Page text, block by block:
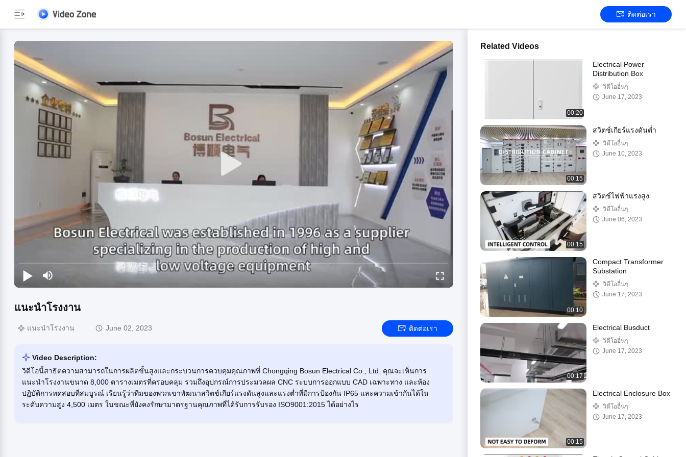
ติดต่อเรา
แนะนำโรงงาน
แนะนำโรงงาน June 02, 2023 ติดต่อเรา
Video Description:
วิดีโอนี้สาธิตความสามารถในการผลิตขั้นสูงและกระบวนการควบคุมคุณภาพที่ Chongqing Bosun Electrical Co., Ltd. คุณจะเห็นการ
แนะนำโรงงานขนาด 8,000 ตารางเมตรที่ครอบคลุม รวมถึงอุปกรณ์การประมวลผล CNC ระบบการออกแบบ CAD เฉพาะทาง และห้อง
ปฏิบัติการทดสอบที่สมบูรณ์ เรียนรู้ว่าทีมของพวกเขาพัฒนาสวิตช์เกียร์แรงดันสูงและแรงต่ำที่มีการป้องกัน IP65 และความเข้ากันได้ใน
ระดับความสูง 4,500 เมตร ในขณะที่ยังคงรักษามาตรฐานคุณภาพที่ได้รับการรับรอง ISO9001:2015 ได้อย่างไร
Related Videos
00:20
Electrical Power
Distribution Box
วิดีโออื่นๆ
June 17, 2023
00:15
สวิตช์เกียร์แรงดันต่ำ
วิดีโออื่นๆ
June 10, 2023
00:15
สวิตช์ไฟฟ้าแรงสูง
วิดีโออื่นๆ
June 06, 2023
00:10
Compact Transformer
Substation
วิดีโออื่นๆ
June 17, 2023
00:17
Electrical Busduct
วิดีโออื่นๆ
June 17, 2023
00:15
Electrical Enclosure Box
วิดีโออื่นๆ
June 17, 2023